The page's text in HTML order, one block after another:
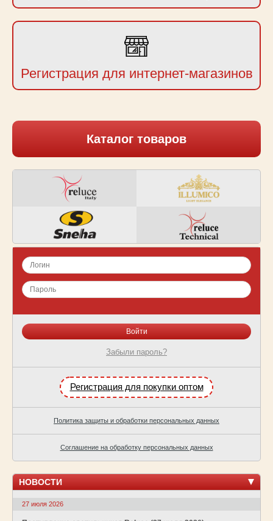
Регистрация для интернет-магазинов
Каталог товаров
Забыли пароль?
Регистрация для покупки оптом
Политика защиты и обработки персональных данных
Соглашение на обработку персональных данных
НОВОСТИ
27 июля 2026